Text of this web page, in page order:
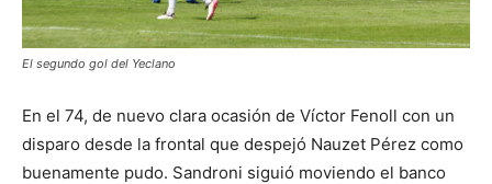
El segundo gol del Yeclano
En el 74, de nuevo clara ocasión de Víctor Fenoll con un
disparo desde la frontal que despejó Nauzet Pérez como
buenamente pudo. Sandroni siguió moviendo el banco